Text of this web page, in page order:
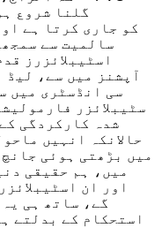
گلنا شروع
سالمیت سے
اسٹیبلائزرز
آپشنز میں سے، لیڈ
سی انڈسٹری میں
شدہ کارکردگی
حالانکہ انہیں
میں بڑھتی ہوئی
میں، ہم حقیقی
اور ان
گے، ساتھ ہی